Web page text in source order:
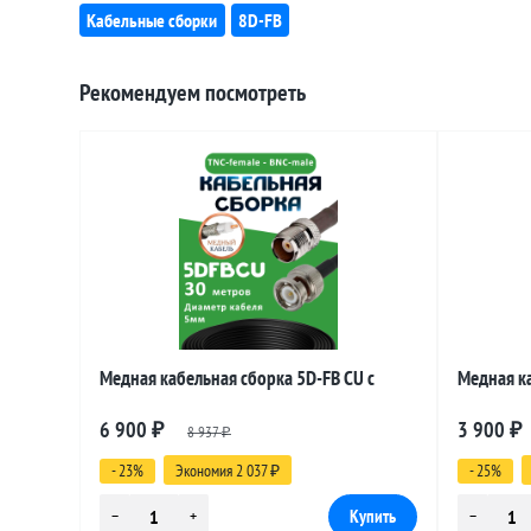
Кабельные сборки 8D-FB
Рекомендуем посмотреть
Медная кабельная сборка 5D-FB CU с
метров
6 900 ₽ 8 937₽
- 23% Экономия 2 037 ₽
Медная
метров
3 900₽
- 25%